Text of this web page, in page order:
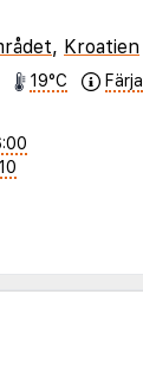
, Kroatien
19°C Färja